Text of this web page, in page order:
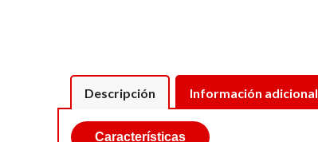
Descripción Información adicional
Características